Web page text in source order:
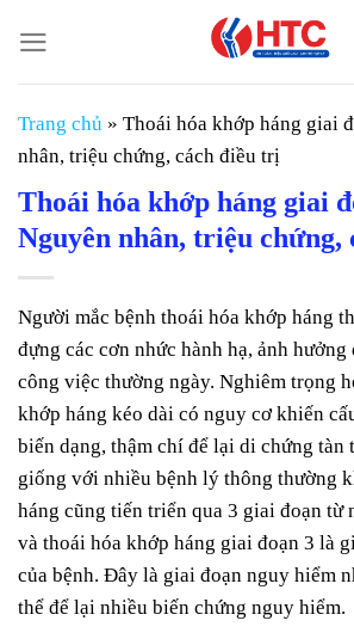
đến
nội
dung
Trang chủ » Thoái hóa khớp háng giai
nhân, triệu chứng, cách điều trị
Thoái hóa khớp háng giai
Nguyên nhân, triệu chứng,
Người mắc bệnh thoái hóa khớp háng
đựng các cơn nhức hành hạ, ảnh
công việc thường ngày. Nghiêm trọng
khớp háng kéo dài có nguy cơ khiến
biến dạng, thậm chí để lại di chứng tàn
giống với nhiều bệnh lý thông thường
háng cũng tiến triển qua 3 giai đoạn từ
và thoái hóa khớp háng giai đoạn 3 là
của bệnh. Đây là giai đoạn nguy hiểm
thể để lại nhiều biến chứng nguy hiểm.